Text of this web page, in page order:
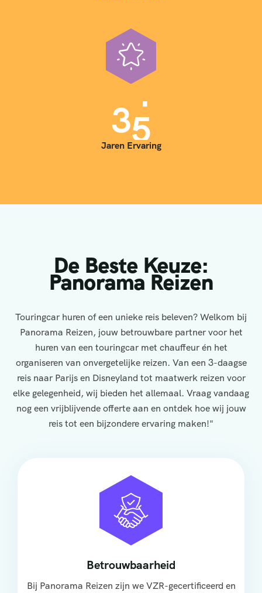
35
Jaren Ervaring
De Beste Keuze:
Panorama Reizen
Touringcar huren of een unieke reis beleven? Welkom bij
Panorama Reizen, jouw betrouwbare partner voor het
huren van een touringcar met chauffeur én het
organiseren van onvergetelijke reizen. Van een 3-daagse
reis naar Parijs en Disneyland tot maatwerk reizen voor
elke gelegenheid, wij bieden het allemaal. Vraag vandaag
nog een vrijblijvende offerte aan en ontdek hoe wij jouw
reis tot een bijzondere ervaring maken!"
Betrouwbaarheid
Bij Panorama Reizen zijn we VZR-gecertificeerd en